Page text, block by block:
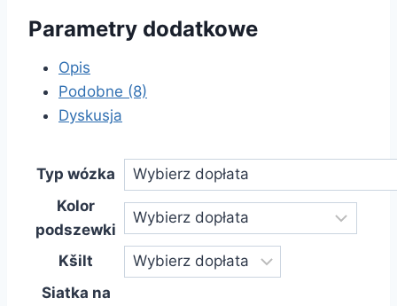
Parametry dodatkowe
Opis
Podobne (8)
Dyskusja
Typ wózka
Kolor
podszewki
Kšilt
Siatka na